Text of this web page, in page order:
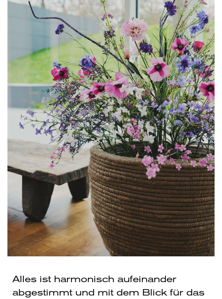
Alles ist harmonisch aufeinander
abgestimmt und mit dem Blick für das